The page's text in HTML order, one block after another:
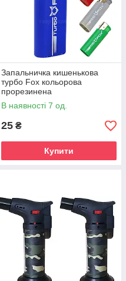
Запальничка кишенькова
турбо Fox кольорова
прорезинена
В наявності 7 од.
25 ₴
Купити